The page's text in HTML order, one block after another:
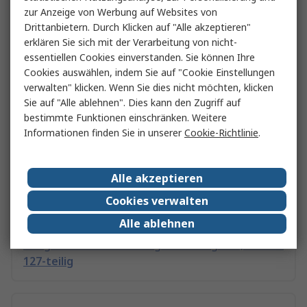
Elektroniker Werkzeug Set
Werkzeuge für Werkstätten
Werkzeugsätze & Werkzeugaufbewahrung
Geometrie-Sets
127-teilig
zur Anzeige von Werbung auf Websites von
Drittanbietern. Durch Klicken auf "Alle akzeptieren"
erklären Sie sich mit der Verarbeitung von nicht-
essentiellen Cookies einverstanden. Sie können Ihre
Cookies auswählen, indem Sie auf "Cookie Einstellungen
verwalten" klicken. Wenn Sie dies nicht möchten, klicken
Sie auf "Alle ablehnen". Dies kann den Zugriff auf
bestimmte Funktionen einschränken. Weitere
Informationen finden Sie in unsererCookie-Richtlinie.
Alle akzeptieren
Cookies verwalten
Alle ablehnen